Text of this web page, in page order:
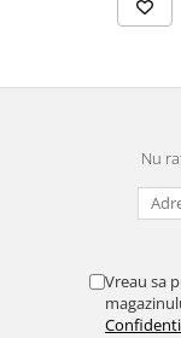
Nu
Vreau sa